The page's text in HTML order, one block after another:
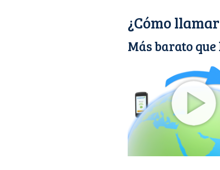
¿Cómo
Más barato